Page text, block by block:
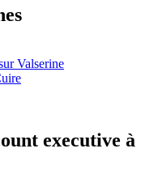
Valserine
executive à